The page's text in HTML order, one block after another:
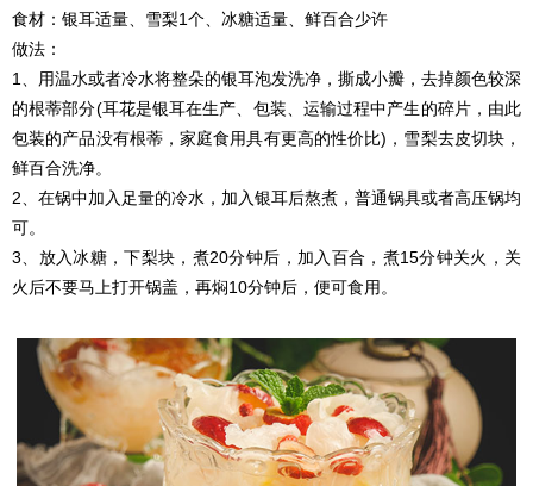
食材：银耳适量、雪梨1个、冰糖适量、鲜百合少许
做法：
1、用温水或者冷水将整朵的银耳泡发洗净，撕成小瓣，去掉颜色较深
的根蒂部分(耳花是银耳在生产、包装、运输过程中产生的碎片，由此
包装的产品没有根蒂，家庭食用具有更高的性价比)，雪梨去皮切块，
鲜百合洗净。
2、在锅中加入足量的冷水，加入银耳后熬煮，普通锅具或者高压锅均
可。
3、放入冰糖，下梨块，煮20分钟后，加入百合，煮15分钟关火，关
火后不要马上打开锅盖，再焖10分钟后，便可食用。